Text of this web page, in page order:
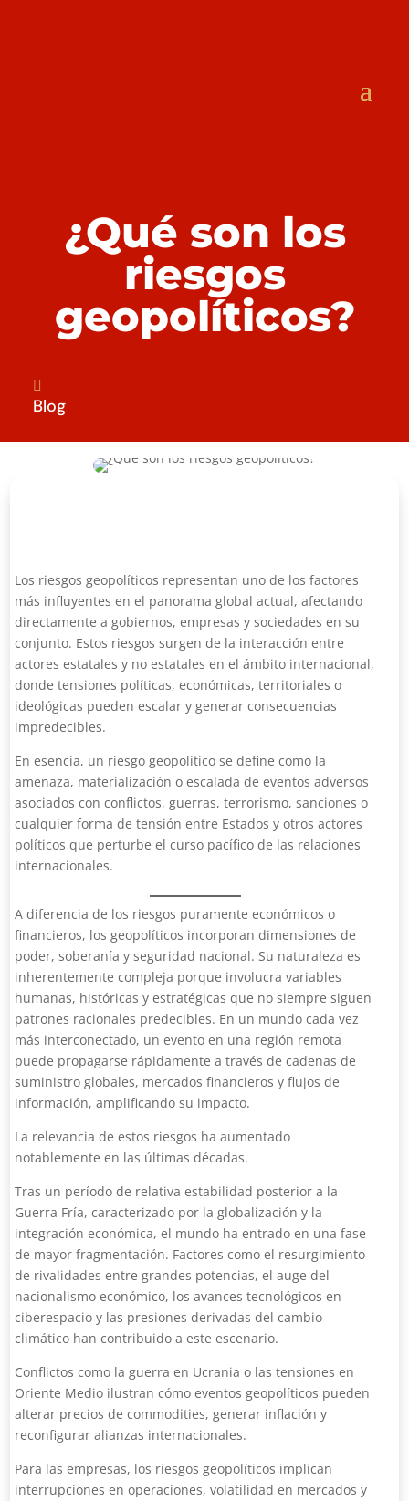
¿Qué son los
riesgos
geopolíticos?

Blog
Los riesgos geopolíticos representan uno de los factores
más influyentes en el panorama global actual, afectando
directamente a gobiernos, empresas y sociedades en su
conjunto. Estos riesgos surgen de la interacción entre
actores estatales y no estatales en el ámbito internacional,
donde tensiones políticas, económicas, territoriales o
ideológicas pueden escalar y generar consecuencias
impredecibles.
En esencia, un riesgo geopolítico se define como la
amenaza, materialización o escalada de eventos adversos
asociados con conflictos, guerras, terrorismo, sanciones o
cualquier forma de tensión entre Estados y otros actores
políticos que perturbe el curso pacífico de las relaciones
internacionales.
A diferencia de los riesgos puramente económicos o
financieros, los geopolíticos incorporan dimensiones de
poder, soberanía y seguridad nacional. Su naturaleza es
inherentemente compleja porque involucra variables
humanas, históricas y estratégicas que no siempre siguen
patrones racionales predecibles. En un mundo cada vez
más interconectado, un evento en una región remota
puede propagarse rápidamente a través de cadenas de
suministro globales, mercados financieros y flujos de
información, amplificando su impacto.
La relevancia de estos riesgos ha aumentado
notablemente en las últimas décadas.
Tras un período de relativa estabilidad posterior a la
Guerra Fría, caracterizado por la globalización y la
integración económica, el mundo ha entrado en una fase
de mayor fragmentación. Factores como el resurgimiento
de rivalidades entre grandes potencias, el auge del
nacionalismo económico, los avances tecnológicos en
ciberespacio y las presiones derivadas del cambio
climático han contribuido a este escenario.
Conflictos como la guerra en Ucrania o las tensiones en
Oriente Medio ilustran cómo eventos geopolíticos pueden
alterar precios de commodities, generar inflación y
reconfigurar alianzas internacionales.
Para las empresas, los riesgos geopolíticos implican
interrupciones en operaciones, volatilidad en mercados y